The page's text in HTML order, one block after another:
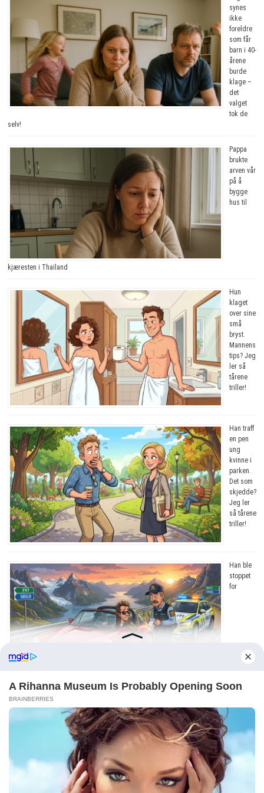
synes
ikke
foreldre
som får
barn i 40-
årene
burde
klage –
det
valget
tok de
selv!
Pappa
brukte
arven vår
på å
bygge
hus til
kjæresten i Thailand
Hun
klaget
over sine
små
bryst.
Mannens
tips? Jeg
ler så
tårene
triller!
Han traff
en pen
ung
kvinne i
parken.
Det som
skjedde?
Jeg ler
så tårene
triller!
Han ble
stoppet
for
råkjøring. Grunnen? Jeg ler så tårene triller!
Copyright © 2026Dagens Beste . Drevet avWordPressog